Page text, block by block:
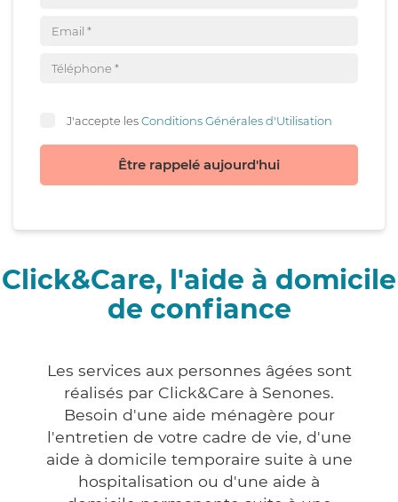
J'accepte lesConditions Générales d'Utilisation
Être rappelé aujourd'hui
Click&Care, l'aide à domicile
de confiance
Les services aux personnes âgées sont
réalisés par Click&Care à Senones.
Besoin d'une aide ménagère pour
l'entretien de votre cadre de vie, d'une
aide à domicile temporaire suite à une
hospitalisation ou d'une aide à